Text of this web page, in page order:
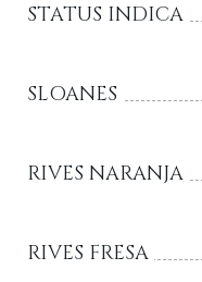
STATUS INDICA
SLOANES
RIVES NARANJA
RIVES FRESA